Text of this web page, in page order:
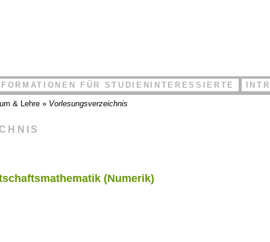
FÜR STUDIENINTERESSIERTE
& Lehre » Vorlesungsverzeichnis
(Numerik)